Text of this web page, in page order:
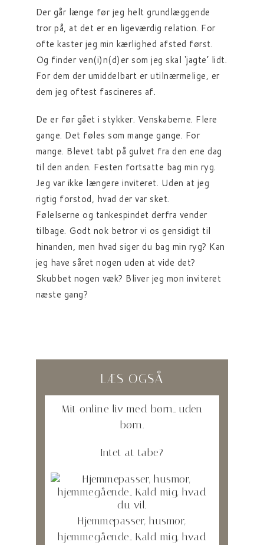
Der går længe før jeg helt grundlæggende
tror på, at det er en ligeværdig relation. For
ofte kaster jeg min kærlighed afsted først.
Og finder ven(i)n(d)er som jeg skal ‘jagte’ lidt.
For dem der umiddelbart er utilnærmelige, er
dem jeg oftest fascineres af.
De er før gået i stykker. Venskaberne. Flere
gange. Det føles som mange gange. For
mange. Blevet tabt på gulvet fra den ene dag
til den anden. Festen fortsatte bag min ryg.
Jeg var ikke længere inviteret. Uden at jeg
rigtig forstod, hvad der var sket.
Følelserne og tankespindet derfra vender
tilbage. Godt nok betror vi os gensidigt til
hinanden, men hvad siger du bag min ryg? Kan
jeg have såret nogen uden at vide det?
Skubbet nogen væk? Bliver jeg mon inviteret
næste gang?
LÆS OGSÅ
Mit online liv med børn.. uden
børn.
Intet at tabe?
Hjemmepasser, husmor,
hjemmegående.. Kald mig, hvad